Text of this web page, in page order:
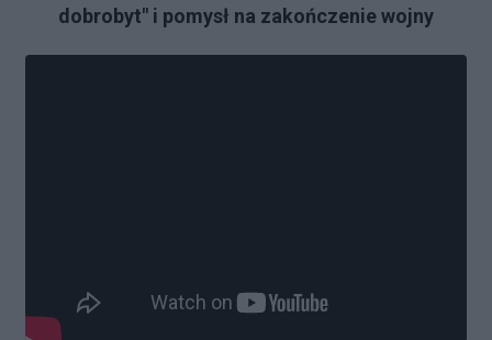
dobrobyt" i pomysł na zakończenie wojny